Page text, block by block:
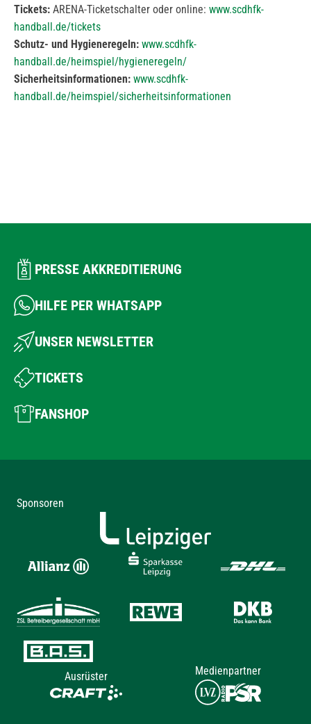
Tickets: ARENA-Ticketschalter oder online: www.scdhfk-
handball.de/tickets
Schutz- und Hygieneregeln: www.scdhfk-
handball.de/heimspiel/hygieneregeln/
Sicherheitsinformationen: www.scdhfk-
handball.de/heimspiel/sicherheitsinformationen
PRESSE AKKREDITIERUNG
HILFE PER WHATSAPP
UNSER NEWSLETTER
TICKETS
FANSHOP
Sponsoren
Ausrüster Medienpartner